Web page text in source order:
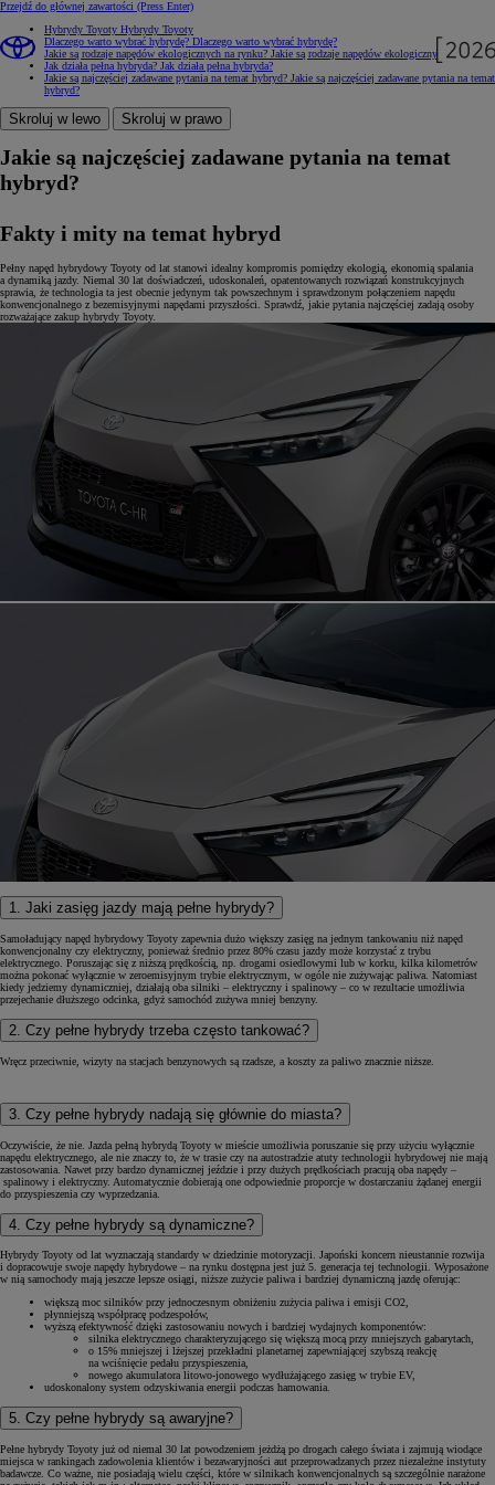
Przejdź do głównej zawartości (Press Enter)
Hybrydy Toyoty Hybrydy Toyoty
Dlaczego warto wybrać hybrydę? Dlaczego warto wybrać hybrydę?
Jakie są rodzaje napędów ekologicznych na rynku? Jakie są rodzaje napędów ekologicznych na rynku?
Jak działa pełna hybryda? Jak działa pełna hybryda?
Jakie są najczęściej zadawane pytania na temat hybryd? Jakie są najczęściej zadawane pytania na temat
hybryd?
Skroluj w lewo Skroluj w prawo
Jakie są najczęściej zadawane pytania na temat
hybryd?
Fakty i mity na temat hybryd
Pełny napęd hybrydowy Toyoty od lat stanowi idealny kompromis pomiędzy ekologią, ekonomią spalania
a dynamiką jazdy. Niemal 30 lat doświadczeń, udoskonaleń, opatentowanych rozwiązań konstrukcyjnych
sprawia, że technologia ta jest obecnie jedynym tak powszechnym i sprawdzonym połączeniem napędu
konwencjonalnego z bezemisyjnymi napędami przyszłości. Sprawdź, jakie pytania najczęściej zadają osoby
rozważające zakup hybrydy Toyoty.
1. Jaki zasięg jazdy mają pełne hybrydy?
Samoładujący napęd hybrydowy Toyoty zapewnia dużo większy zasięg na jednym tankowaniu niż napęd
konwencjonalny czy elektryczny, ponieważ średnio przez 80% czasu jazdy może korzystać z trybu
elektrycznego. Poruszając się z niższą prędkością, np. drogami osiedlowymi lub w korku, kilka kilometrów
można pokonać wyłącznie w zeroemisyjnym trybie elektrycznym, w ogóle nie zużywając paliwa. Natomiast
kiedy jedziemy dynamiczniej, działają oba silniki – elektryczny i spalinowy – co w rezultacie umożliwia
przejechanie dłuższego odcinka, gdyż samochód zużywa mniej benzyny.
2. Czy pełne hybrydy trzeba często tankować?
Wręcz przeciwnie, wizyty na stacjach benzynowych są rzadsze, a koszty za paliwo znacznie niższe.
3. Czy pełne hybrydy nadają się głównie do miasta?
Oczywiście, że nie. Jazda pełną hybrydą Toyoty w mieście umożliwia poruszanie się przy użyciu wyłącznie
napędu elektrycznego, ale nie znaczy to, że w trasie czy na autostradzie atuty technologii hybrydowej nie mają
zastosowania. Nawet przy bardzo dynamicznej jeździe i przy dużych prędkościach pracują oba napędy –
spalinowy i elektryczny. Automatycznie dobierają one odpowiednie proporcje w dostarczaniu żądanej energii
do przyspieszenia czy wyprzedzania.
4. Czy pełne hybrydy są dynamiczne?
Hybrydy Toyoty od lat wyznaczają standardy w dziedzinie motoryzacji. Japoński koncern nieustannie rozwija
i dopracowuje swoje napędy hybrydowe – na rynku dostępna jest już 5. generacja tej technologii. Wyposażone
w nią samochody mają jeszcze lepsze osiągi, niższe zużycie paliwa i bardziej dynamiczną jazdę oferując:
większą moc silników przy jednoczesnym obniżeniu zużycia paliwa i emisji CO2,
płynniejszą współpracę podzespołów,
wyższą efektywność dzięki zastosowaniu nowych i bardziej wydajnych komponentów:
silnika elektrycznego charakteryzującego się większą mocą przy mniejszych gabarytach,
o 15% mniejszej i lżejszej przekładni planetarnej zapewniającej szybszą reakcję
na wciśnięcie pedału przyspieszenia,
nowego akumulatora litowo-jonowego wydłużającego zasięg w trybie EV,
udoskonalony system odzyskiwania energii podczas hamowania.
5. Czy pełne hybrydy są awaryjne?
Pełne hybrydy Toyoty już od niemal 30 lat powodzeniem jeżdżą po drogach całego świata i zajmują wiodące
miejsca w rankingach zadowolenia klientów i bezawaryjności aut przeprowadzanych przez niezależne instytuty
badawcze. Co ważne, nie posiadają wielu części, które w silnikach konwencjonalnych są szczególnie narażone